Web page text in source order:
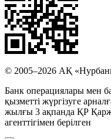
© 2005–2026 АҚ
Банк операциялары мен
қызметті жүргізуге
жылғы 3 ақпанда ҚР
агенттігімен берілген